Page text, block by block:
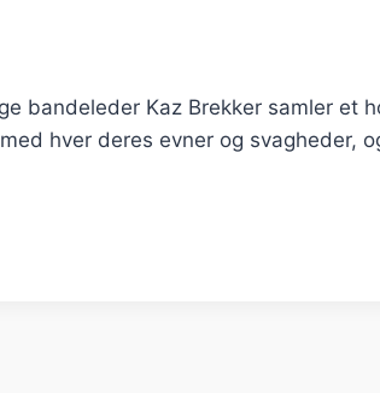
bandeleder Kaz Brekker samler et
hver deres evner og svagheder,